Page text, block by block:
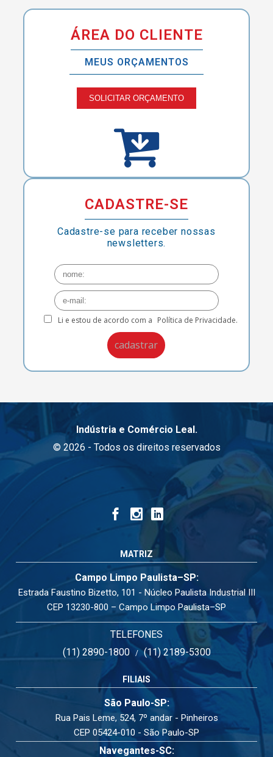
ÁREA DO CLIENTE
MEUS ORÇAMENTOS
SOLICITAR ORÇAMENTO
CADASTRE-SE
Cadastre-se para receber nossas
newsletters.
Li e estou de acordo com a Política de Privacidade.
Indústria e Comércio Leal.
© 2026 - Todos os direitos reservados
MATRIZ
Campo Limpo Paulista–SP:
Estrada Faustino Bizetto, 101 - Núcleo Paulista Industrial III
CEP 13230-800 – Campo Limpo Paulista–SP
TELEFONES
(11) 2890-1800/(11) 2189-5300
FILIAIS
São Paulo-SP:
Rua Pais Leme, 524, 7º andar - Pinheiros
CEP 05424-010 - São Paulo-SP
Navegantes-SC: